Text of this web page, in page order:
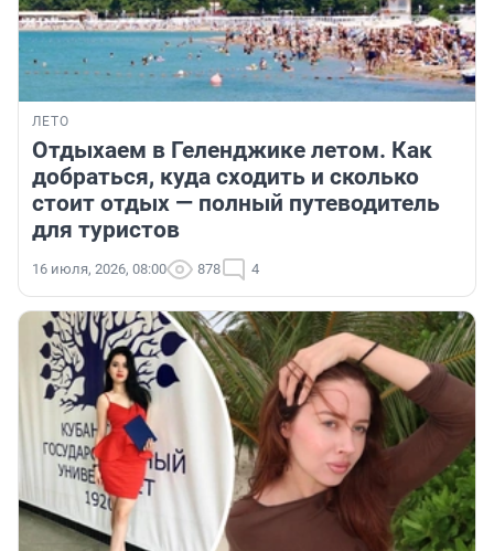
ЛЕТО
Отдыхаем в Геленджике летом. Как
добраться, куда сходить и сколько
стоит отдых — полный путеводитель
для туристов
16 июля, 2026, 08:00 878 4